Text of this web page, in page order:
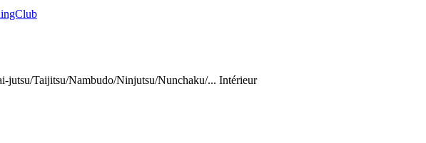
jutsu/Taijitsu/Nambudo/Ninjutsu/Nunchaku/... Intérieur